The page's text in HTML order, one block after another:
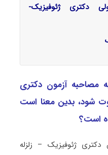
دکتری ژئوفیزیک-
مصاحبه آزمون دکتری
شود، بدین معنا است
است؟
ژﺋﻮﻓﻴﺰیک – زلزله